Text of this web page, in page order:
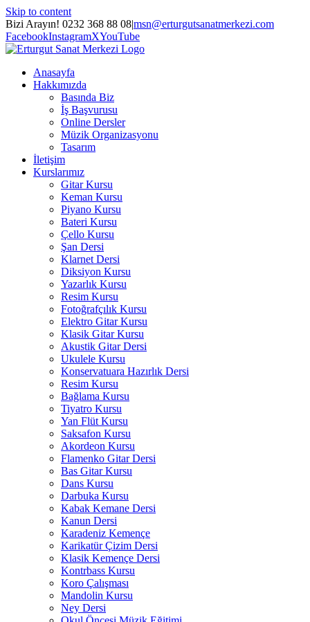
Skip to content
Bizi Arayın! 0232 368 88 08|msn@erturgutsanatmerkezi.com
FacebookInstagramXYouTube
Anasayfa
Hakkımızda
Basında Biz
İş Başvurusu
Online Dersler
Müzik Organizasyonu
Tasarım
İletişim
Kurslarımız
Gitar Kursu
Keman Kursu
Piyano Kursu
Bateri Kursu
Çello Kursu
Şan Dersi
Klarnet Dersi
Diksiyon Kursu
Yazarlık Kursu
Resim Kursu
Fotoğrafçılık Kursu
Elektro Gitar Kursu
Klasik Gitar Kursu
Akustik Gitar Dersi
Ukulele Kursu
Konservatuara Hazırlık Dersi
Resim Kursu
Bağlama Kursu
Tiyatro Kursu
Yan Flüt Kursu
Saksafon Kursu
Akordeon Kursu
Flamenko Gitar Dersi
Bas Gitar Kursu
Dans Kursu
Darbuka Kursu
Kabak Kemane Dersi
Kanun Dersi
Karadeniz Kemençe
Karikatür Çizim Dersi
Klasik Kemençe Dersi
Kontrbass Kursu
Koro Çalışması
Mandolin Kursu
Ney Dersi